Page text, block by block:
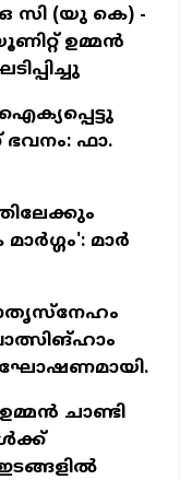
സി (യു കെ) -
ഉമ്മന്‍
ഫാ.
മാര്‍
ചാണ്ടി